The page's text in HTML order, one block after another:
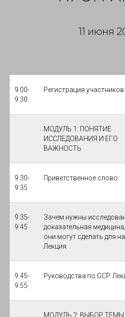
11 июня
9:00-
9:30
Регистрация участников
МОДУЛЬ 1: ПОНЯТИЕ
ИССЛЕДОВАНИЯ И ЕГО
ВАЖНОСТЬ
9:30-
9:35
Приветственное слово
9:35-
9:45
Зачем нужны
доказательная
они могут сделать для
Лекция
9:45-
9:55
Руководства по GCP.
МОДУЛЬ 2: ВЫБОР ТЕМЫ